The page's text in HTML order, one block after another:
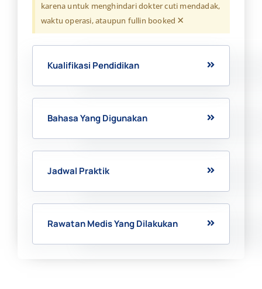
karena untuk menghindari dokter cuti mendadak,
waktu operasi, ataupun fullin booked ×
Kualifikasi Pendidikan
Bahasa Yang Digunakan
Jadwal Praktik
Rawatan Medis Yang Dilakukan